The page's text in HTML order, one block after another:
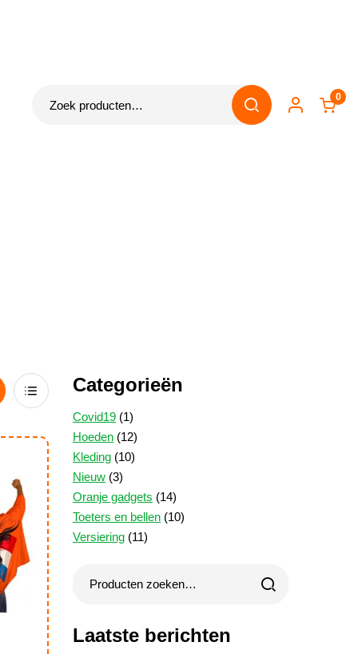
naar:
0
List Categorieën
Covid19 11
product
Hoeden 1212
producten
Kleding 1010
Nieuw 33
producten
Oranje gadgets 1414
producten
Toeters en bellen 1010
Versiering 1111
Laatste berichten